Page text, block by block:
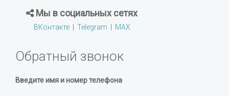
Мы в социальных сетях
ВКонтакте| Telegram | MAX
Обратный звонок
Введите имя и номер телефона